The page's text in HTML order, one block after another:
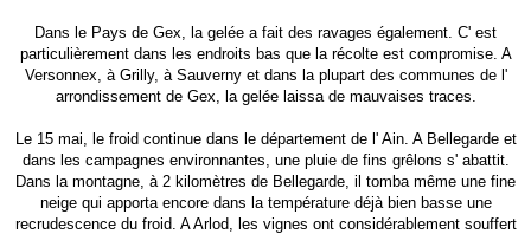
Dans le Pays de Gex, la gelée a fait des ravages également. C' est
particulièrement dans les endroits bas que la récolte est compromise. A
Versonnex, à Grilly, à Sauverny et dans la plupart des communes de l'
arrondissement de Gex, la gelée laissa de mauvaises traces.
Le 15 mai, le froid continue dans le département de l' Ain. A Bellegarde et
dans les campagnes environnantes, une pluie de fins grêlons s' abattit.
Dans la montagne, à 2 kilomètres de Bellegarde, il tomba même une fine
neige qui apporta encore dans la température déjà bien basse une
recrudescence du froid. A Arlod, les vignes ont considérablement souffert